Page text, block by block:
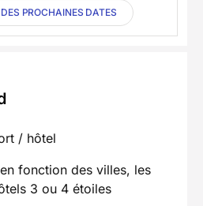
PROCHAINES DATES
/ hôtel
fonction des villes, les
3 ou 4 étoiles